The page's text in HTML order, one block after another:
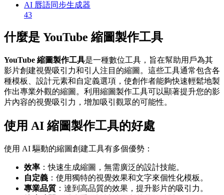
AI 唇語同步生成器
43
什麼是 YouTube 縮圖製作工具
YouTube 縮圖製作工具是一種數位工具，旨在幫助用戶為其
影片創建視覺吸引力和引人注目的縮圖。這些工具通常包含各
種模板、設計元素和自定義選項，使創作者能夠快速輕鬆地製
作出專業外觀的縮圖。利用縮圖製作工具可以顯著提升您的影
片內容的視覺吸引力，增加吸引觀眾的可能性。
使用 AI 縮圖製作工具的好處
使用 AI 驅動的縮圖創建工具有多個優勢：
效率 ：快速生成縮圖，無需廣泛的設計技能。
自定義 ：使用獨特的視覺效果和文字來個性化模板。
專業品質 ：達到高品質的效果，提升影片的吸引力。